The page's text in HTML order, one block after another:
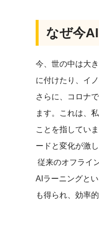
なぜ今
今、世の中は大
に付けたり、イ
さらに、コロナ
ます。これは、
ことを指してい
ードと変化が激
従来のオフライ
AIラーニングと
も得られ、効率